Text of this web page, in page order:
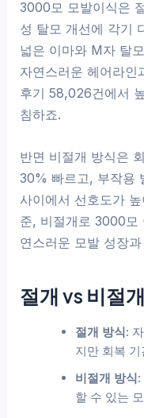
3000모 모발이식은
성 탈모 개선에 각기
넓은 이마와 M자 탈
자연스러운 헤어라인
후기 58,026건에서
침하죠.
반면 비절개 방식은
30% 빠르고, 부작용
사이에서 선호도가
준, 비절개로 3000모
연스러운 모발 성장
절개 vs 비절
절개 방식:
지만 회복
비절개 방식:
할 수 있는